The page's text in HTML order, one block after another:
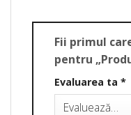
Fii primul
pentru
Evaluarea ta *